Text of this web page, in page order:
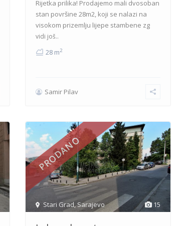
Rijetka prilika! Prodajemo mali dvosoban
stan površine 28m2, koji se nalazi na
visokom prizemlju lijepe stambene zg
vidi još..
28 m2
Samir Pilav
15
Stari Grad,Sarajevo
PRODANO